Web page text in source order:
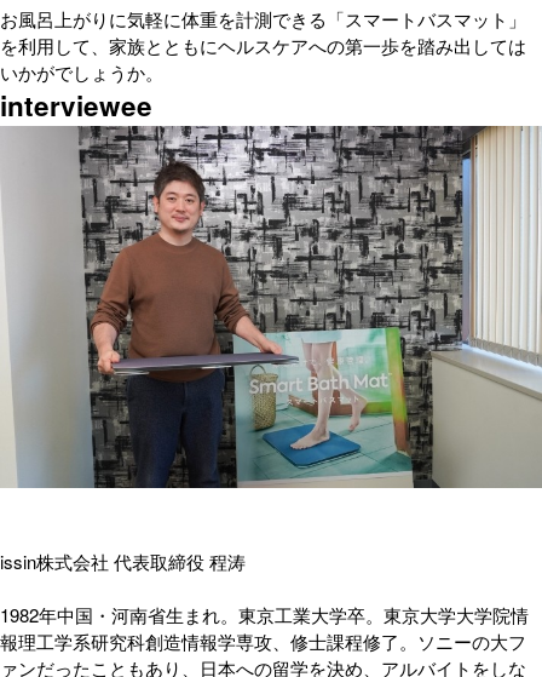
お風呂上がりに気軽に体重を計測できる「スマートバスマット」
を利用して、家族とともにヘルスケアへの第一歩を踏み出しては
いかがでしょうか。
interviewee
issin株式会社 代表取締役 程涛
1982年中国・河南省生まれ。東京工業大学卒。東京大学大学院情
報理工学系研究科創造情報学専攻、修士課程修了。ソニーの大フ
ァンだったこともあり、日本への留学を決め、アルバイトをしな